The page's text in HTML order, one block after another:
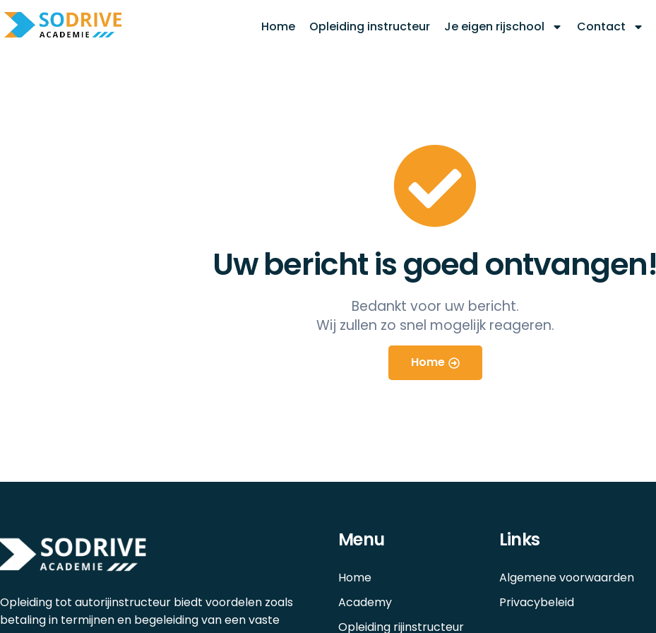
Home Opleiding instructeur Je eigen rijschool Contact
Uw bericht is goed ontvangen!
Bedankt voor uw bericht.
Wij zullen zo snel mogelijk reageren.
Home
Opleiding tot autorijinstructeur biedt voordelen zoals
betaling in termijnen en begeleiding van een vaste
Menu
Home
Academy
Opleiding rijinstructeur
Links
Algemene voorwaarden
Privacybeleid